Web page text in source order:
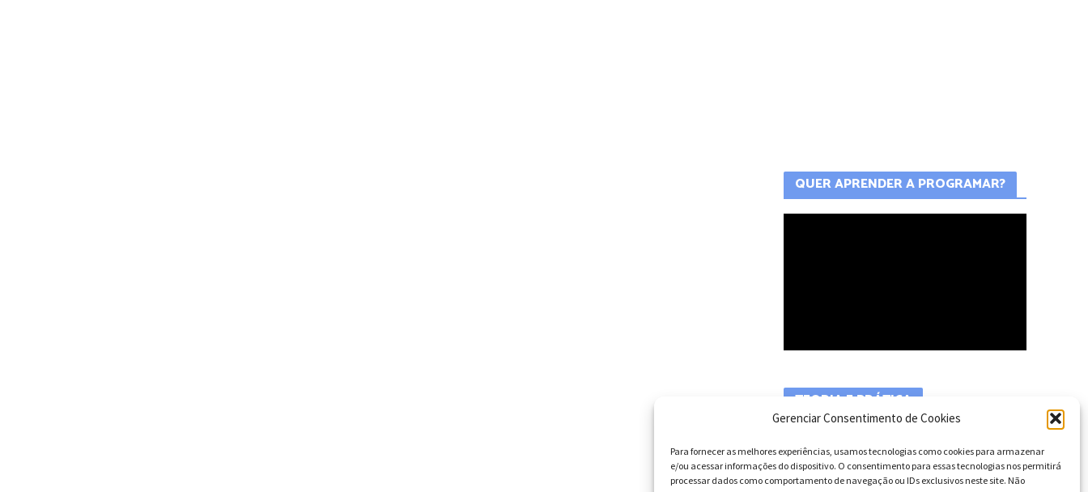
Gerenciar Consentimento de Cookies
Para fornecer as melhores experiências, usamos tecnologias como cookies para armazenar
e/ou acessar informações do dispositivo. O consentimento para essas tecnologias nos permitirá
processar dados como comportamento de navegação ou IDs exclusivos neste site. Não
QUER APRENDER A PROGRAMAR?
TEORIA E PRÁTICA